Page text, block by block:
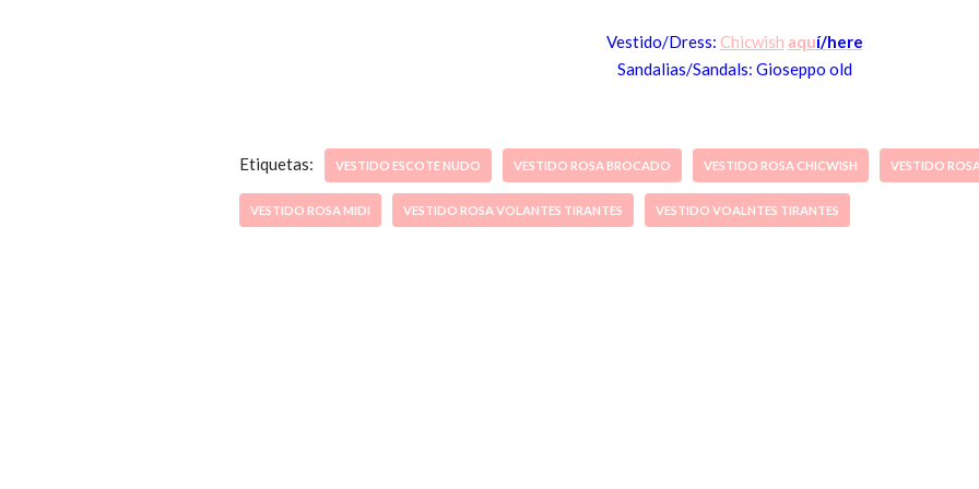
Vestido/Dress: Chicwish aquí/here
Sandalias/Sandals: Gioseppo old
Etiquetas: VESTIDO ESCOTE NUDO VESTIDO ROSA BROCADO VESTIDO ROSA CHICWISH VESTIDO
VESTIDO ROSA MIDI VESTIDO ROSA VOLANTES TIRANTES VESTIDO VOALNTES TIRANTES